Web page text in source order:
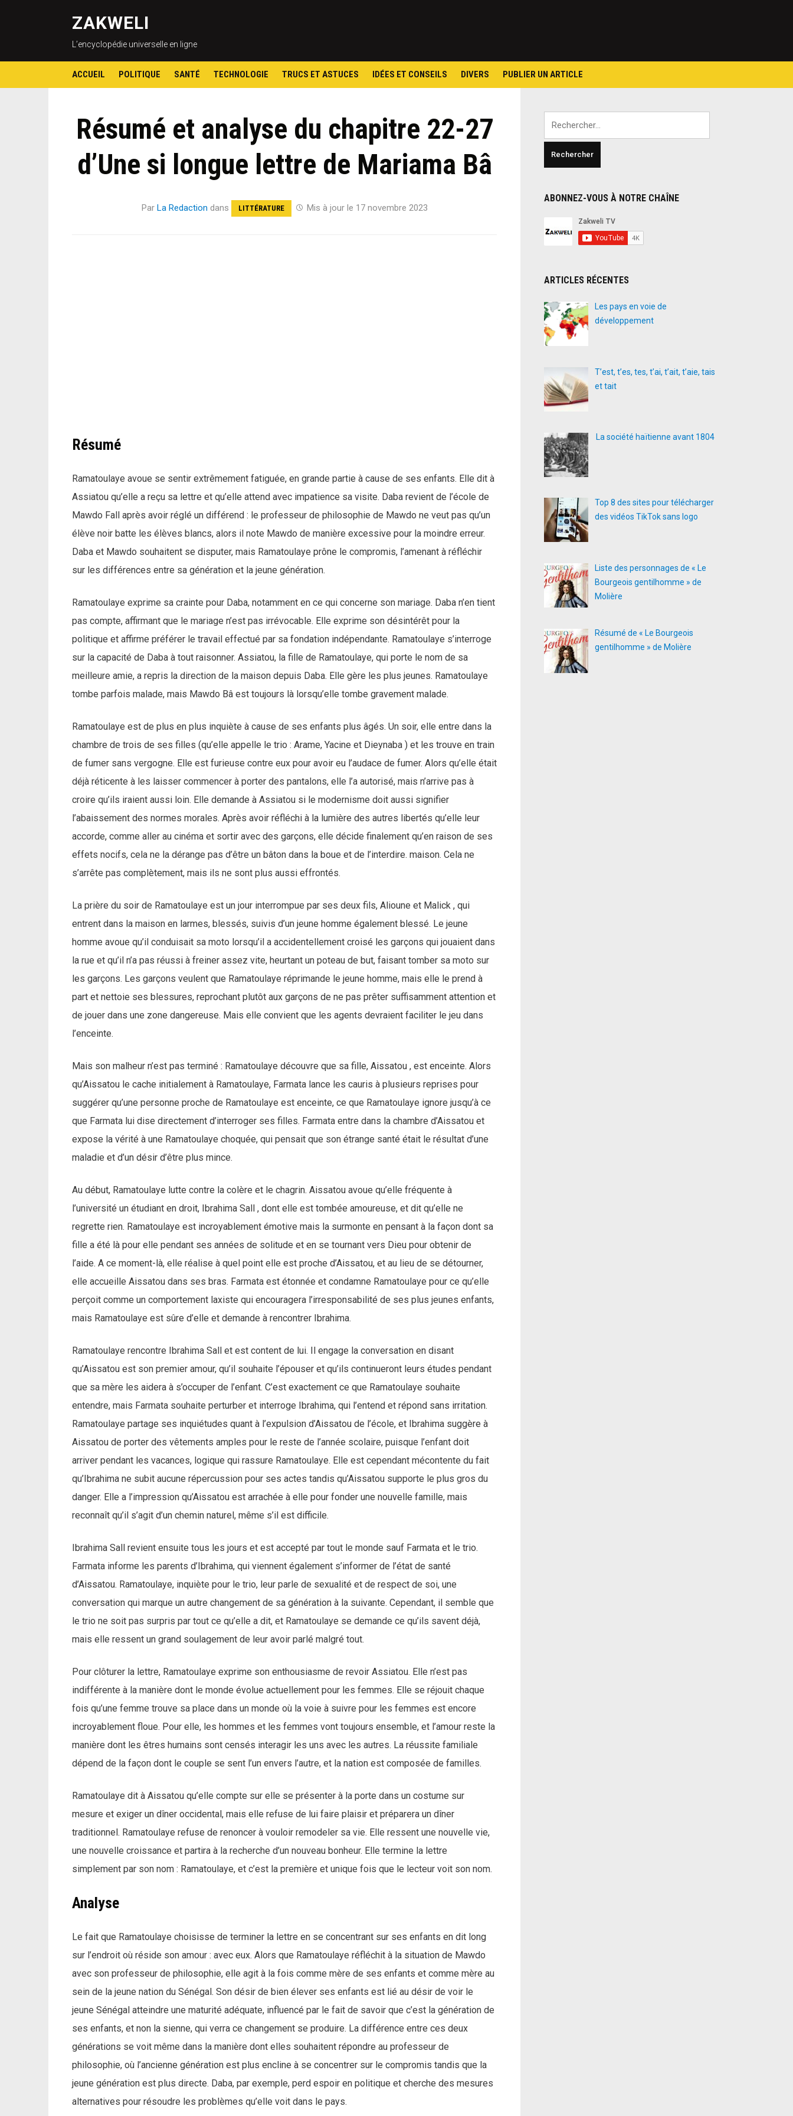
ZAKWELI
L’encyclopédie universelle en ligne
ACCUEIL POLITIQUE SANTÉ TECHNOLOGIE TRUCS ET ASTUCES IDÉES ET CONSEILS DIVERS PUBLIER UN ARTICLE
Résumé et analyse du chapitre 22-27
d’Une si longue lettre de Mariama Bâ
Par La Redaction dans LITTÉRATURE Mis à jour le 17 novembre 2023
Résumé
Ramatoulaye avoue se sentir extrêmement fatiguée, en grande partie à cause de ses enfants. Elle dit à
Assiatou qu’elle a reçu sa lettre et qu’elle attend avec impatience sa visite. Daba revient de l’école de
Mawdo Fall après avoir réglé un différend : le professeur de philosophie de Mawdo ne veut pas qu’un
élève noir batte les élèves blancs, alors il note Mawdo de manière excessive pour la moindre erreur.
Daba et Mawdo souhaitent se disputer, mais Ramatoulaye prône le compromis, l’amenant à réfléchir
sur les différences entre sa génération et la jeune génération.
Ramatoulaye exprime sa crainte pour Daba, notamment en ce qui concerne son mariage. Daba n’en tient
pas compte, affirmant que le mariage n’est pas irrévocable. Elle exprime son désintérêt pour la
politique et affirme préférer le travail effectué par sa fondation indépendante. Ramatoulaye s’interroge
sur la capacité de Daba à tout raisonner. Assiatou, la fille de Ramatoulaye, qui porte le nom de sa
meilleure amie, a repris la direction de la maison depuis Daba. Elle gère les plus jeunes. Ramatoulaye
tombe parfois malade, mais Mawdo Bâ est toujours là lorsqu’elle tombe gravement malade.
Ramatoulaye est de plus en plus inquiète à cause de ses enfants plus âgés. Un soir, elle entre dans la
chambre de trois de ses filles (qu’elle appelle le trio : Arame, Yacine et Dieynaba ) et les trouve en train
de fumer sans vergogne. Elle est furieuse contre eux pour avoir eu l’audace de fumer. Alors qu’elle était
déjà réticente à les laisser commencer à porter des pantalons, elle l’a autorisé, mais n’arrive pas à
croire qu’ils iraient aussi loin. Elle demande à Assiatou si le modernisme doit aussi signifier
l’abaissement des normes morales. Après avoir réfléchi à la lumière des autres libertés qu’elle leur
accorde, comme aller au cinéma et sortir avec des garçons, elle décide finalement qu’en raison de ses
effets nocifs, cela ne la dérange pas d’être un bâton dans la boue et de l’interdire. maison. Cela ne
s’arrête pas complètement, mais ils ne sont plus aussi effrontés.
La prière du soir de Ramatoulaye est un jour interrompue par ses deux fils, Alioune et Malick , qui
entrent dans la maison en larmes, blessés, suivis d’un jeune homme également blessé. Le jeune
homme avoue qu’il conduisait sa moto lorsqu’il a accidentellement croisé les garçons qui jouaient dans
la rue et qu’il n’a pas réussi à freiner assez vite, heurtant un poteau de but, faisant tomber sa moto sur
les garçons. Les garçons veulent que Ramatoulaye réprimande le jeune homme, mais elle le prend à
part et nettoie ses blessures, reprochant plutôt aux garçons de ne pas prêter suffisamment attention et
de jouer dans une zone dangereuse. Mais elle convient que les agents devraient faciliter le jeu dans
l’enceinte.
Mais son malheur n’est pas terminé : Ramatoulaye découvre que sa fille, Aissatou , est enceinte. Alors
qu’Aissatou le cache initialement à Ramatoulaye, Farmata lance les cauris à plusieurs reprises pour
suggérer qu’une personne proche de Ramatoulaye est enceinte, ce que Ramatoulaye ignore jusqu’à ce
que Farmata lui dise directement d’interroger ses filles. Farmata entre dans la chambre d’Aissatou et
expose la vérité à une Ramatoulaye choquée, qui pensait que son étrange santé était le résultat d’une
maladie et d’un désir d’être plus mince.
Au début, Ramatoulaye lutte contre la colère et le chagrin. Aissatou avoue qu’elle fréquente à
l’université un étudiant en droit, Ibrahima Sall , dont elle est tombée amoureuse, et dit qu’elle ne
regrette rien. Ramatoulaye est incroyablement émotive mais la surmonte en pensant à la façon dont sa
fille a été là pour elle pendant ses années de solitude et en se tournant vers Dieu pour obtenir de
l’aide. A ce moment-là, elle réalise à quel point elle est proche d’Aissatou, et au lieu de se détourner,
elle accueille Aissatou dans ses bras. Farmata est étonnée et condamne Ramatoulaye pour ce qu’elle
perçoit comme un comportement laxiste qui encouragera l’irresponsabilité de ses plus jeunes enfants,
mais Ramatoulaye est sûre d’elle et demande à rencontrer Ibrahima.
Ramatoulaye rencontre Ibrahima Sall et est content de lui. Il engage la conversation en disant
qu’Aissatou est son premier amour, qu’il souhaite l’épouser et qu’ils continueront leurs études pendant
que sa mère les aidera à s’occuper de l’enfant. C’est exactement ce que Ramatoulaye souhaite
entendre, mais Farmata souhaite perturber et interroge Ibrahima, qui l’entend et répond sans irritation.
Ramatoulaye partage ses inquiétudes quant à l’expulsion d’Aissatou de l’école, et Ibrahima suggère à
Aissatou de porter des vêtements amples pour le reste de l’année scolaire, puisque l’enfant doit
arriver pendant les vacances, logique qui rassure Ramatoulaye. Elle est cependant mécontente du fait
qu’Ibrahima ne subit aucune répercussion pour ses actes tandis qu’Aissatou supporte le plus gros du
danger. Elle a l’impression qu’Aissatou est arrachée à elle pour fonder une nouvelle famille, mais
reconnaît qu’il s’agit d’un chemin naturel, même s’il est difficile.
Ibrahima Sall revient ensuite tous les jours et est accepté par tout le monde sauf Farmata et le trio.
Farmata informe les parents d’Ibrahima, qui viennent également s’informer de l’état de santé
d’Aissatou. Ramatoulaye, inquiète pour le trio, leur parle de sexualité et de respect de soi, une
conversation qui marque un autre changement de sa génération à la suivante. Cependant, il semble que
le trio ne soit pas surpris par tout ce qu’elle a dit, et Ramatoulaye se demande ce qu’ils savent déjà,
mais elle ressent un grand soulagement de leur avoir parlé malgré tout.
Pour clôturer la lettre, Ramatoulaye exprime son enthousiasme de revoir Assiatou. Elle n’est pas
indifférente à la manière dont le monde évolue actuellement pour les femmes. Elle se réjouit chaque
fois qu’une femme trouve sa place dans un monde où la voie à suivre pour les femmes est encore
incroyablement floue. Pour elle, les hommes et les femmes vont toujours ensemble, et l’amour reste la
manière dont les êtres humains sont censés interagir les uns avec les autres. La réussite familiale
dépend de la façon dont le couple se sent l’un envers l’autre, et la nation est composée de familles.
Ramatoulaye dit à Aissatou qu’elle compte sur elle se présenter à la porte dans un costume sur
mesure et exiger un dîner occidental, mais elle refuse de lui faire plaisir et préparera un dîner
traditionnel. Ramatoulaye refuse de renoncer à vouloir remodeler sa vie. Elle ressent une nouvelle vie,
une nouvelle croissance et partira à la recherche d’un nouveau bonheur. Elle termine la lettre
simplement par son nom : Ramatoulaye, et c’est la première et unique fois que le lecteur voit son nom.
Analyse
Le fait que Ramatoulaye choisisse de terminer la lettre en se concentrant sur ses enfants en dit long
sur l’endroit où réside son amour : avec eux. Alors que Ramatoulaye réfléchit à la situation de Mawdo
avec son professeur de philosophie, elle agit à la fois comme mère de ses enfants et comme mère au
sein de la jeune nation du Sénégal. Son désir de bien élever ses enfants est lié au désir de voir le
jeune Sénégal atteindre une maturité adéquate, influencé par le fait de savoir que c’est la génération de
ses enfants, et non la sienne, qui verra ce changement se produire. La différence entre ces deux
générations se voit même dans la manière dont elles souhaitent répondre au professeur de
philosophie, où l’ancienne génération est plus encline à se concentrer sur le compromis tandis que la
jeune génération est plus directe. Daba, par exemple, perd espoir en politique et cherche des mesures
alternatives pour résoudre les problèmes qu’elle voit dans le pays.
ABONNEZ-VOUS À NOTRE CHAÎNE
ARTICLES RÉCENTES
Les pays en voie de
développement
T’est, t’es, tes, t’ai, t’ait, t’aie, tais
et tait
La société haïtienne avant 1804
Top 8 des sites pour télécharger
des vidéos TikTok sans logo
Liste des personnages de « Le
Bourgeois gentilhomme » de
Molière
Résumé de « Le Bourgeois
gentilhomme » de Molière